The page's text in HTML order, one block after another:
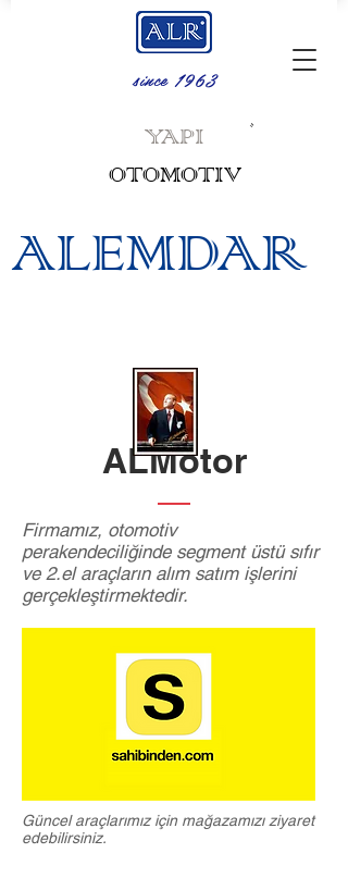
since 1963
ALEMDAR
YAPI
OTOMOTIV
.
ALMotor
Firmamız, otomotiv
perakendeciliğinde segment üstü sıfır
ve 2.el araçların alım satım işlerini
gerçekleştirmektedir.
Güncel araçlarımız için mağazamızı ziyaret
edebilirsiniz.